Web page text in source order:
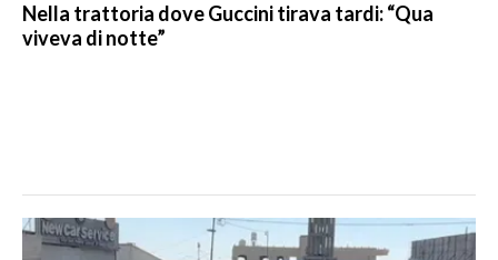
Nella trattoria dove Guccini tirava tardi: “Qua
viveva di notte”